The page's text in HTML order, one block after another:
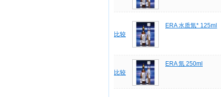
比较
ERA 水质氚* 125ml
比较
ERA 氚 250ml